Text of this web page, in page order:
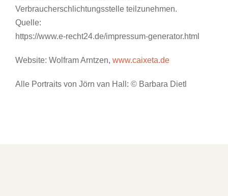
Verbraucherschlichtungsstelle teilzunehmen.
Quelle:
https://www.e-recht24.de/impressum-generator.html
Website: Wolfram Arntzen, www.caixeta.de
Alle Portraits von Jörn van Hall: © Barbara Dietl